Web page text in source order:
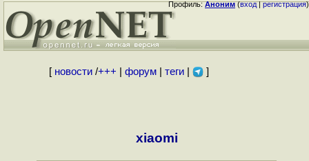
Профиль:Аноним(вход|регистрация)
[ новости/+++ форум| теги| ]
xiaomi